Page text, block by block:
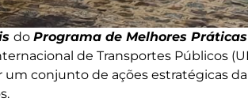
do Programa de Melhores
de Transportes Públicos
conjunto de ações estratégicas